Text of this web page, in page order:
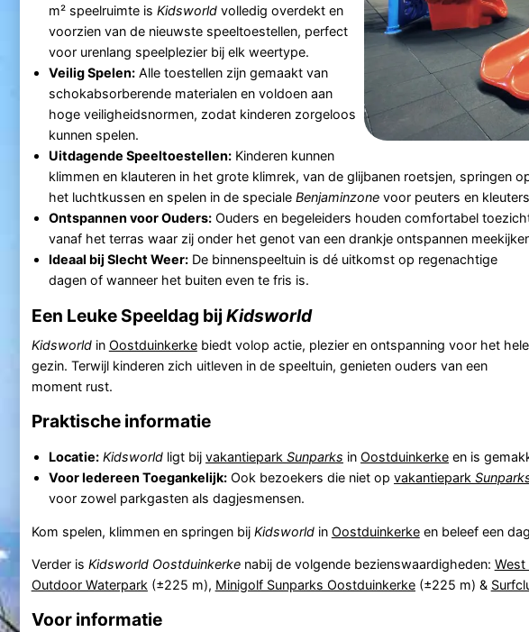
m² speelruimte is Kidsworldvolledig overdekt en
voorzien van de nieuwste speeltoestellen, perfect
voor urenlang speelplezier bij elk weertype.
Veilig Spelen:Alle toestellen zijn gemaakt van
schokabsorberende materialen en voldoen aan
hoge veiligheidsnormen, zodat kinderen zorgeloos
kunnen spelen.
Uitdagende Speeltoestellen:Kinderen kunnen
klimmen en klauteren in het grote klimrek, van de glijbanen roetsjen, springen
het luchtkussen en spelen in de speciale Benjaminzonevoor peuters en
Ontspannen voor Ouders:Ouders en begeleiders houden comfortabel
vanaf het terras waar zij onder het genot van een drankje ontspannen
Ideaal bij Slecht Weer:De binnenspeeltuin is dé uitkomst op regenachtige
dagen of wanneer het buiten even te fris is.
Een Leuke Speeldag bij Kidsworld
Kidsworldin Oostduinkerkebiedt volop actie, plezier en ontspanning voor het hele
gezin. Terwijl kinderen zich uitleven in de speeltuin, genieten ouders van een
moment rust.
Praktische informatie
Locatie: Kidsworldligt bij vakantiepark Sunparks in Oostduinkerkeen is
Voor Iedereen Toegankelijk:Ook bezoekers die niet op vakantiepark
voor zowel parkgasten als dagjesmensen.
Kom spelen, klimmen en springen bij Kidsworldin Oostduinkerkeen beleef een
Verder is Kidsworld Oostduinkerkenabij de volgende bezienswaardigheden: West
Outdoor Waterpark (±225 m), Minigolf Sunparks Oostduinkerke(±225 m) &
Voor informatie